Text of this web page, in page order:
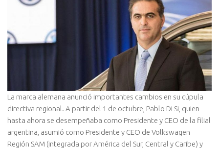
La marca alemana anunció importantes cambios en su cúpula
directiva regional. A partir del 1 de octubre, Pablo Di Si, quien
hasta ahora se desempeñaba como Presidente y CEO de la filial
argentina, asumió como Presidente y CEO de Volkswagen
Región SAM (integrada por América del Sur, Central y Caribe) y